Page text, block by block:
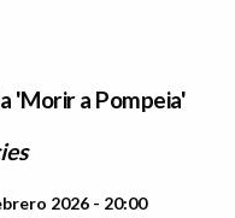
'Morir a Pompeia'
2026 - 20:00